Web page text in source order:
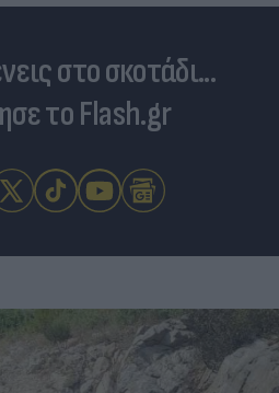
στο σκοτάδι...
το Flash.gr